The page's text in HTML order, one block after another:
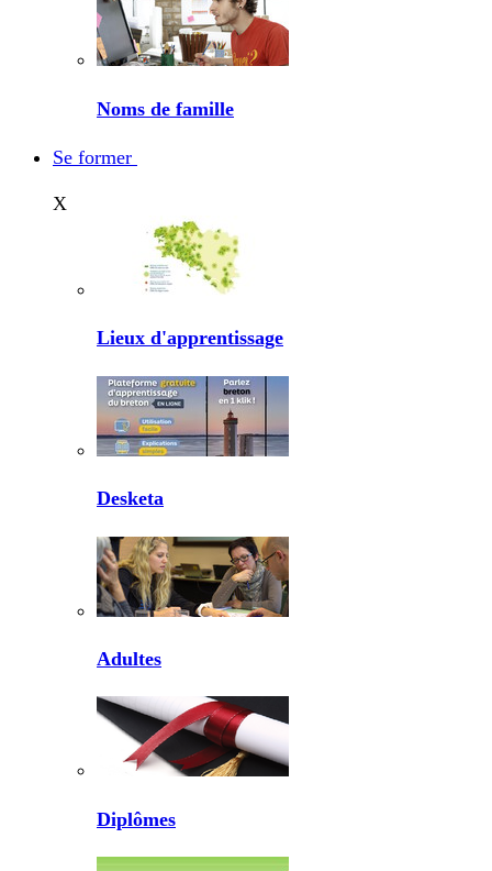
Noms de famille
Se former
X
Lieux d'apprentissage
Desketa
Adultes
Diplômes